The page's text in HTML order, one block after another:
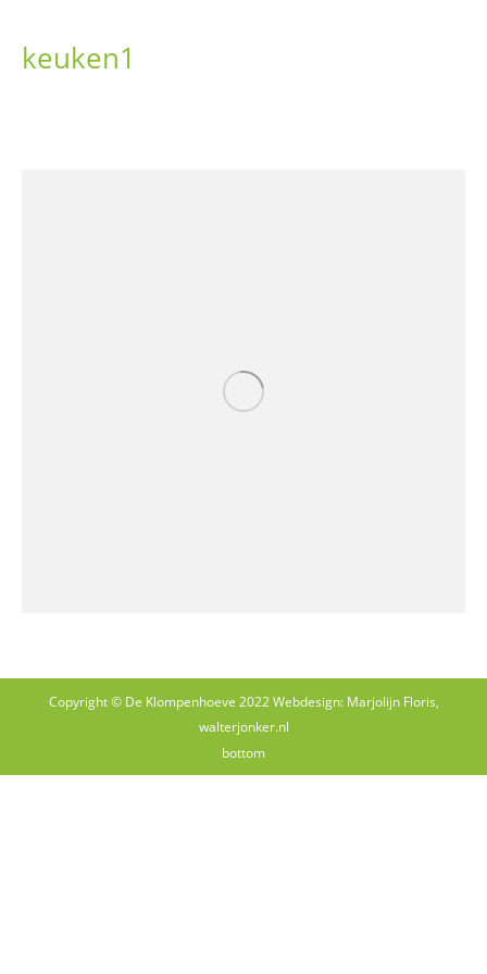
keuken1
Copyright © De Klompenhoeve 2022 Webdesign: Marjolijn Floris,
walterjonker.nl
bottom